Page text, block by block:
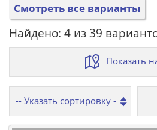
Смотреть все варианты
Найдено: 4 из 39
Показать